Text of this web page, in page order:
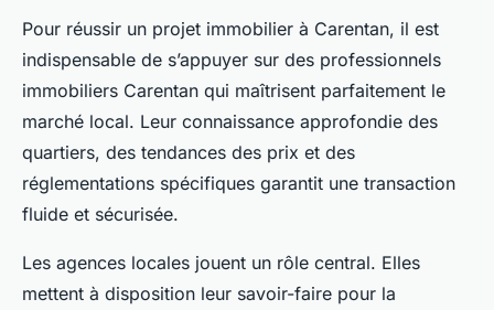
Pour réussir un projet immobilier à Carentan, il est
indispensable de s’appuyer sur des professionnels
immobiliers Carentan qui maîtrisent parfaitement le
marché local. Leur connaissance approfondie des
quartiers, des tendances des prix et des
réglementations spécifiques garantit une transaction
fluide et sécurisée.
Les agences locales jouent un rôle central. Elles
mettent à disposition leur savoir-faire pour la